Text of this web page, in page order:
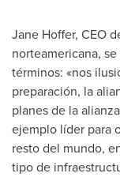
Jane Hoffer, CEO
norteamericana,
términos: «nos
preparación, la
planes de la
ejemplo líder para
resto del mundo,
tipo de